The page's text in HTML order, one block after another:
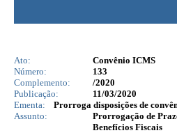
Ato:
Convênio ICMS
Número:
133
Complemento:
/2020
Publicação:
11/03/2020
Ementa:
Prorroga disposições de
Assunto:
Prorrogação de
Benefícios Fiscais